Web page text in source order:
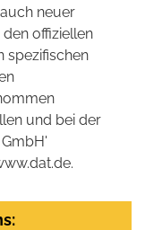
neuer
offiziellen
spezifischen
und bei der